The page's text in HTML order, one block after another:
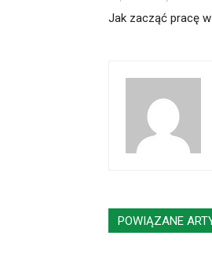
Jak zacząć pracę
POWIĄZANE